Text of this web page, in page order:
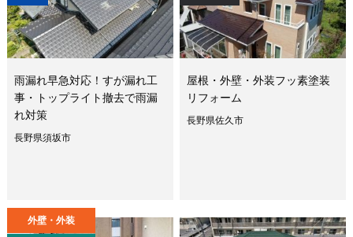
雨漏れ早急対応！すが漏れ工
事・トップライト撤去で雨漏
れ対策
長野県須坂市
屋根・外壁・外装フッ素塗装
リフォーム
長野県佐久市
外壁・外装